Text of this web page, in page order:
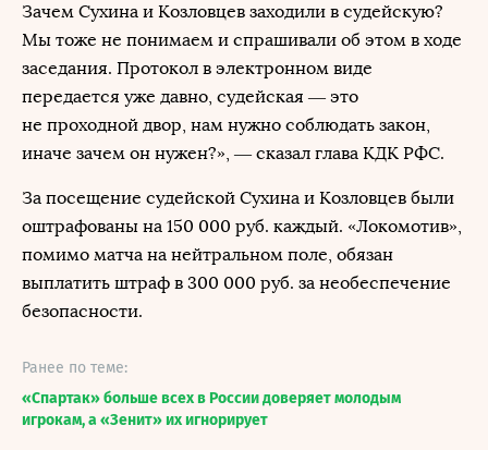
Зачем Сухина и Козловцев заходили в судейскую?
Мы тоже не понимаем и спрашивали об этом в ходе
заседания. Протокол в электронном виде
передается уже давно, судейская — это
не проходной двор, нам нужно соблюдать закон,
иначе зачем он нужен?», — сказал глава КДК РФС.
За посещение судейской Сухина и Козловцев были
оштрафованы на 150 000 руб. каждый. «Локомотив»,
помимо матча на нейтральном поле, обязан
выплатить штраф в 300 000 руб. за необеспечение
безопасности.
Ранее по теме:
«Спартак» больше всех в России доверяет молодым
игрокам, а «Зенит» их игнорирует